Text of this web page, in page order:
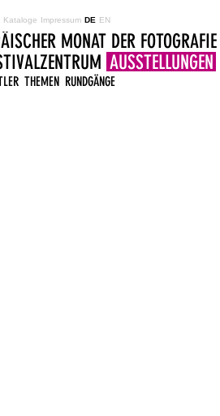
Kataloge Impressum DE EN
MONAT DER
AUSSTELLUNGEN
THEMEN RUNDGÄNGE